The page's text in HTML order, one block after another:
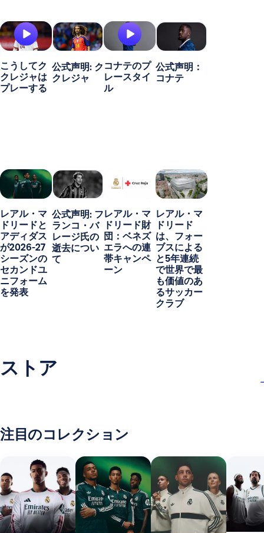
こうしてク
クレジャは
プレーする
公式声明: ク
クレジャ
コナテのプ
レースタイ
ル
公式声明：
コナテ
レアル・マ
ドリードと
アディダス
が2026-27
シーズンの
セカンドユ
ニフォーム
を発表
公式声明: フ
ランコ・バ
レージ氏の
逝去につい
て
レアル・マ
ドリード財
団：ベネズ
エラへの連
帯キャンペ
ーン
レアル・マ
ドリード
は、フォー
ブスによる
と5年連続
で世界で最
も価値のあ
るサッカー
クラブ
ストア
注目のコレクション